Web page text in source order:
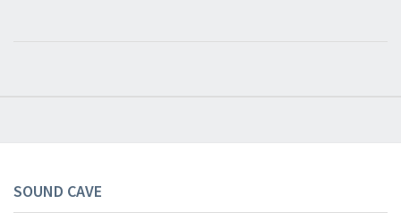
SOUND CAVE